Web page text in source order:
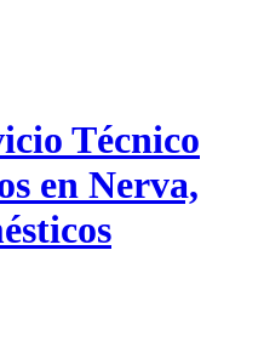
Técnico
en Nerva,